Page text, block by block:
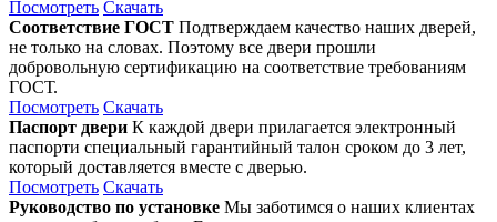
Посмотреть Скачать
Соответствие ГОСТ Подтверждаем качество наших дверей,
не только на словах. Поэтому все двери прошли
добровольную сертификацию на соответствие требованиям
ГОСТ.
Посмотреть Скачать
Паспорт двери К каждой двери прилагается электронный
паспорти специальный гарантийный талон сроком до 3 лет,
который доставляется вместе с дверью.
Посмотреть Скачать
Руководство по установке Мы заботимся о наших клиентах